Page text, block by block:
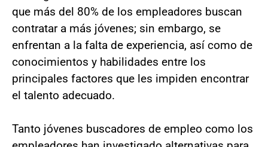
que más del 80% de los empleadores buscan
contratar a más jóvenes; sin embargo, se
enfrentan a la falta de experiencia, así como de
conocimientos y habilidades entre los
principales factores que les impiden encontrar
el talento adecuado.
Tanto jóvenes buscadores de empleo como los